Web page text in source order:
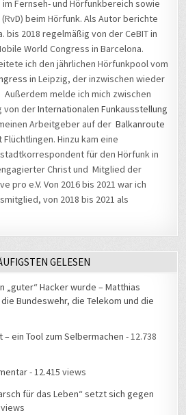
Fernseh- und Hörfunkbereich sowie
beim Hörfunk. Als Autor berichte
bis 2018 regelmäßig von der CeBIT in
World Congress in Barcelona.
ich den jährlichen Hörfunkpool vom
in Leipzig, der inzwischen wieder
melde ich mich zwischen
von derInternationalen Funkausstellung
Arbeitgeber auf derBalkanroute
Hinzu kam eine
für den Hörfunk in
Christ und Mitglied der
pro e.V. Von 2016 bis 2021 war ich
von 2018 bis 2021 als
GELESEN
„guter“ Hacker wurde – Matthias
Bundeswehr, die Telekom und die
ein Tool zum Selbermachen - 12.738
- 12.415 views
für das Leben“ setzt sich gegen